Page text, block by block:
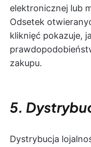
elektronicznej lub
Odsetek
kliknięć pokazuje,
zakupu.
5.
Dystrybucja